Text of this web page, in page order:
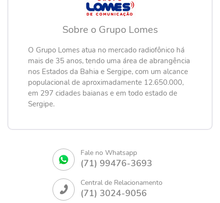
Sobre o Grupo Lomes
O Grupo Lomes atua no mercado radiofônico há
mais de 35 anos, tendo uma área de abrangência
nos Estados da Bahia e Sergipe, com um alcance
populacional de aproximadamente 12.650.000,
em 297 cidades baianas e em todo estado de
Sergipe.
Fale no Whatsapp
(71) 99476-3693
Central de Relacionamento
(71) 3024-9056